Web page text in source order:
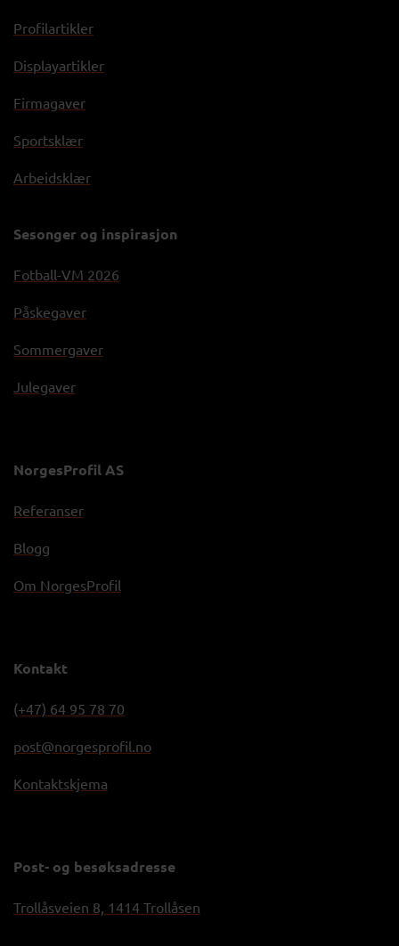
Profilartikler
Displayartikler
Firmagaver
Sportsklær
Arbeidsklær
Sesonger og inspirasjon
Fotball-VM 2026
Påskegaver
Sommergaver
Julegaver
NorgesProfil AS
Referanser
Blogg
Om NorgesProfil
Kontakt
(+47) 64 95 78 70
post@norgesprofil.no
Kontaktskjema
Post- og besøksadresse
Trollåsveien 8, 1414 Trollåsen